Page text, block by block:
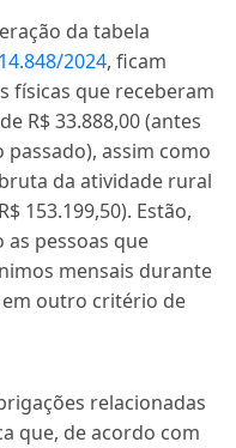
da tabela
2024, ficam
físicas que receberam
R$ 33.888,00 (antes
passado), assim como
da atividade rural
153.199,50). Estão,
pessoas que
mensais durante
em outro critério de
relacionadas
que, de acordo com